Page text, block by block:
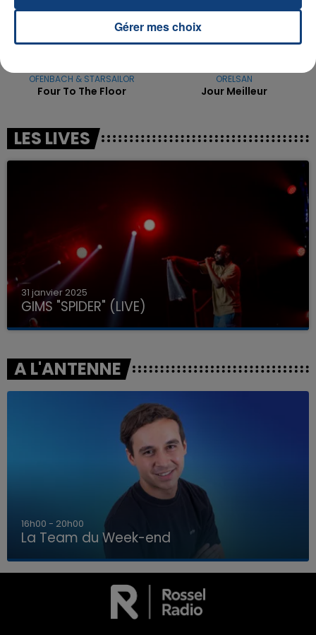
LA TEAM DU WEEK-END
OFENBACH & STARSAILOR
Four To The Floor
ORELSAN
Jour Meilleur
LES LIVES
31 janvier 2025
GIMS "SPIDER" (LIVE)
A L'ANTENNE
7h00 - 12h00
La Team du Week-end
Gérer mes choix